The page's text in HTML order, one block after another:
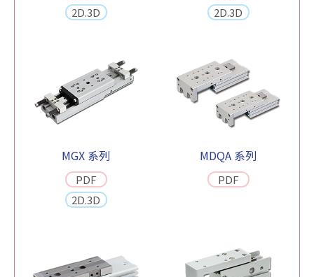
2D.3D
2D.3D
MGX 系列
PDF
2D.3D
MDQA 系列
PDF